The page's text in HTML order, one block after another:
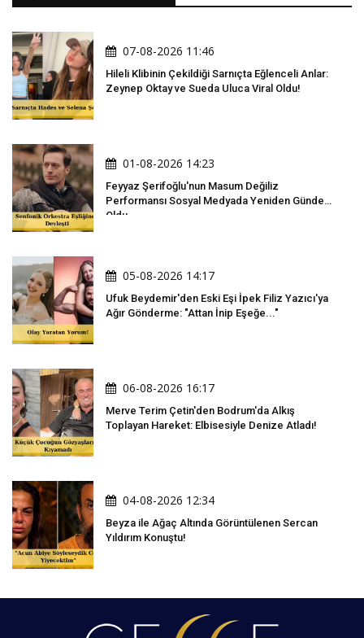
07-08-2026 11:46
Hileli Klibinin Çekildiği Sarnıçta Eğlenceli Anlar:
Zeynep Oktay ve Sueda Uluca Viral Oldu!
01-08-2026 14:23
Feyyaz Şerifoğlu'nun Masum Değiliz
Performansı Sosyal Medyada Yeniden Gündem
Oldu
05-08-2026 14:17
Ufuk Beydemir'den Eski Eşi İpek Filiz Yazıcı'ya
Ağır Gönderme: "Attan İnip Eşeğe..."
06-08-2026 16:17
Merve Terim Çetin'den Bodrum'da Alkış
Toplayan Hareket: Elbisesiyle Denize Atladı!
04-08-2026 12:34
Beyza ile Ağaç Altında Görüntülenen Sercan
Yıldırım Konuştu!